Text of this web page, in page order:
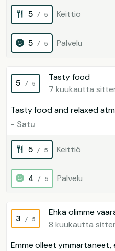
5 / 5 Keittiö
5 / 5 Palvelu
5 / 5
Tasty food
7 kuukautta
Tasty food and relaxed
- Satu
5 / 5 Keittiö
4 / 5 Palvelu
3 / 5
Ehkä olimme
8 kuukautta
Emme olleet ymmärtäneet,